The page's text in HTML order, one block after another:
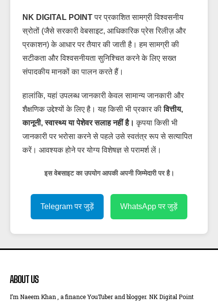
I WANT IN
I've read and accept thePrivacy Policy.
NK DIGITAL POINTपर प्रकाशित सामग्री विश्वसनीय
स्रोतों (जैसे सरकारी वेबसाइट, आधिकारिक प्रेस रिलीज़ और
प्रकाशन) के आधार पर तैयार की जाती है। हम सामग्री की
सटीकता और विश्वसनीयता सुनिश्चित करने के लिए सख्त
संपादकीय मानकों का पालन करते हैं।
हालांकि, यहां उपलब्ध जानकारी केवल सामान्य जानकारी और
शैक्षणिक उद्देश्यों के लिए है। यह किसी भी प्रकार कीवित्तीय,
कानूनी, स्वास्थ्य या पेशेवर सलाह नहीं है। कृपया किसी भी
जानकारी पर भरोसा करने से पहले उसे स्वतंत्र रूप से सत्यापित
करें। आवश्यक होने पर योग्य विशेषज्ञ से परामर्श लें।
इस वेबसाइट का उपयोग आपकी अपनी जिम्मेदारी पर है।
Telegram पर जुड़ें WhatsApp पर जुड़ें
ABOUT US
I’m Naeem Khan , a finance YouTuber and blogger. NK Digital Point